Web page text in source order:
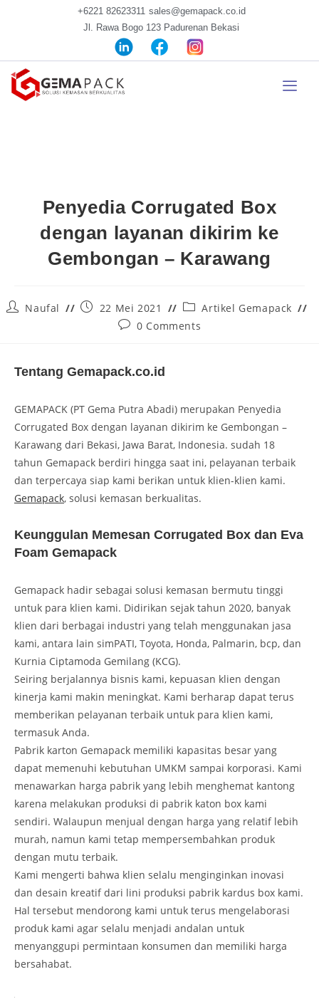
+6221 82623311 sales@gemapack.co.id
Jl. Rawa Bogo 123 Padurenan Bekasi
Penyedia Corrugated Box
dengan layanan dikirim ke
Gembongan – Karawang
Naufal 22 Mei 2021
Artikel Gemapack
0 Comments
Tentang Gemapack.co.id
GEMAPACK (PT Gema Putra Abadi) merupakan Penyedia
Corrugated Box dengan layanan dikirim ke Gembongan –
Karawang dari Bekasi, Jawa Barat, Indonesia. sudah 18
tahun Gemapack berdiri hingga saat ini, pelayanan terbaik
dan terpercaya siap kami berikan untuk klien-klien kami.
Gemapack, solusi kemasan berkualitas.
Keunggulan Memesan Corrugated Box dan Eva
Foam Gemapack
Gemapack hadir sebagai solusi kemasan bermutu tinggi
untuk para klien kami. Didirikan sejak tahun 2020, banyak
klien dari berbagai industri yang telah menggunakan jasa
kami, antara lain simPATI, Toyota, Honda, Palmarin, bcp, dan
Kurnia Ciptamoda Gemilang (KCG).
Seiring berjalannya bisnis kami, kepuasan klien dengan
kinerja kami makin meningkat. Kami berharap dapat terus
memberikan pelayanan terbaik untuk para klien kami,
termasuk Anda.
Pabrik karton Gemapack memiliki kapasitas besar yang
dapat memenuhi kebutuhan UMKM sampai korporasi. Kami
menawarkan harga pabrik yang lebih menghemat kantong
karena melakukan produksi di pabrik katon box kami
sendiri. Walaupun menjual dengan harga yang relatif lebih
murah, namun kami tetap mempersembahkan produk
dengan mutu terbaik.
Kami mengerti bahwa klien selalu menginginkan inovasi
dan desain kreatif dari lini produksi pabrik kardus box kami.
Hal tersebut mendorong kami untuk terus mengelaborasi
produk kami agar selalu menjadi andalan untuk
menyanggupi permintaan konsumen dan memiliki harga
bersahabat.